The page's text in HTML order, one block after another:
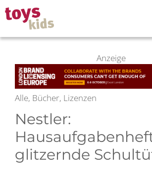
Zum
Inhalt
springen
Anzeige
Alle, Bücher, Lizenzen
Nestler:
glitzernde